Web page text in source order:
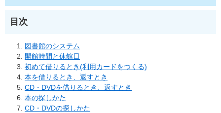
目次
図書館のシステム
開館時間と休館日
初めて借りるとき(利用カードをつくる)
本を借りるとき、返すとき
CD・DVDを借りるとき、返すとき
本の探しかた
CD・DVDの探しかた